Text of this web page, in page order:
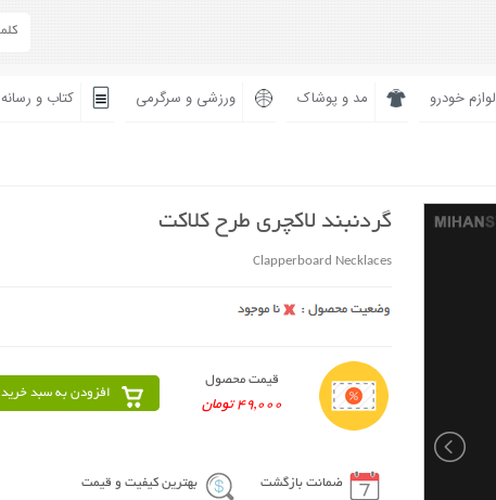
لوازم خودرو مد و پوشاک ورزشی و سرگرمی کتاب و رسانه
گردنبند لاکچری طرح کلاکت
Clapperboard Necklaces
قیمت محصول
49,000 تومان
افزودن به سبد خرید
ضمانت بازگشت بهترین کیفیت و قیمت